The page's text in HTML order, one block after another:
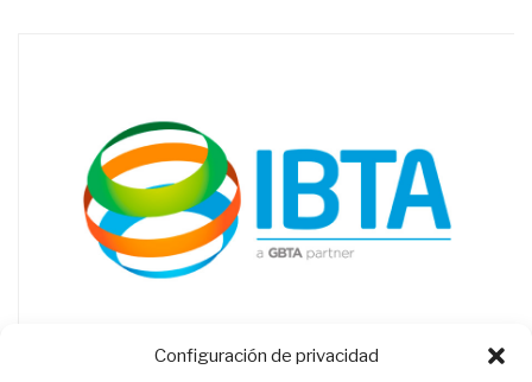
Configuración de privacidad